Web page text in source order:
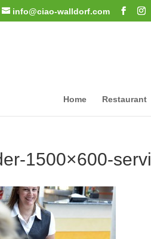
info@ciao-walldorf.com
Home Restaurant
1500×600-